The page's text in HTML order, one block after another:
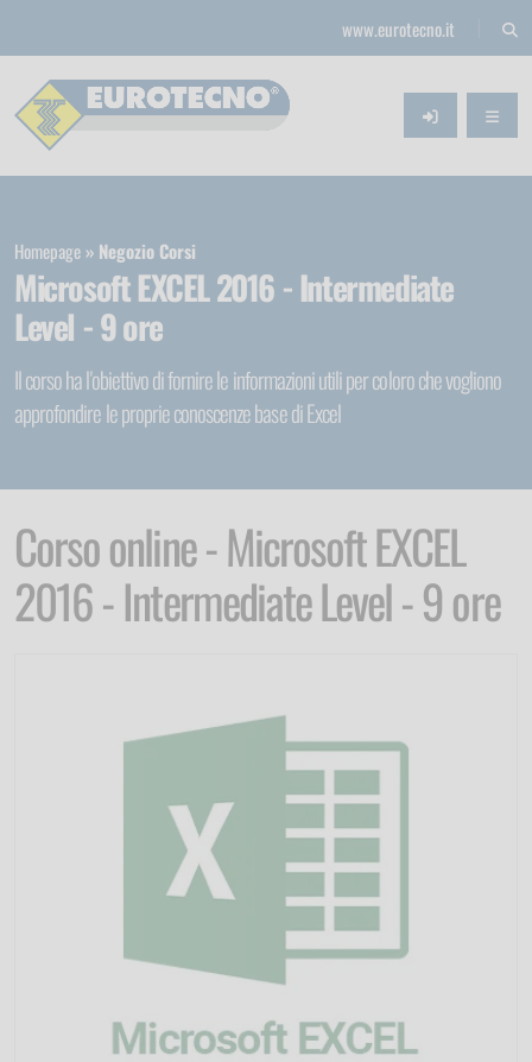
www.eurotecno.it
Microsoft EXCEL 2016 - Intermediate
Level - 9 ore
Il corso ha l'obiettivo di fornire le informazioni utili per coloro che vogliono
approfondire le proprie conoscenze base di Excel
Homepage Negozio Corsi
Corso online - Microsoft EXCEL
2016 - Intermediate Level - 9 ore